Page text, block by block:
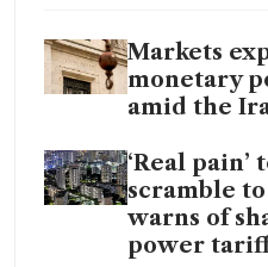
Markets
monetary
amid the
‘Real pain’
scramble to
warns of
power